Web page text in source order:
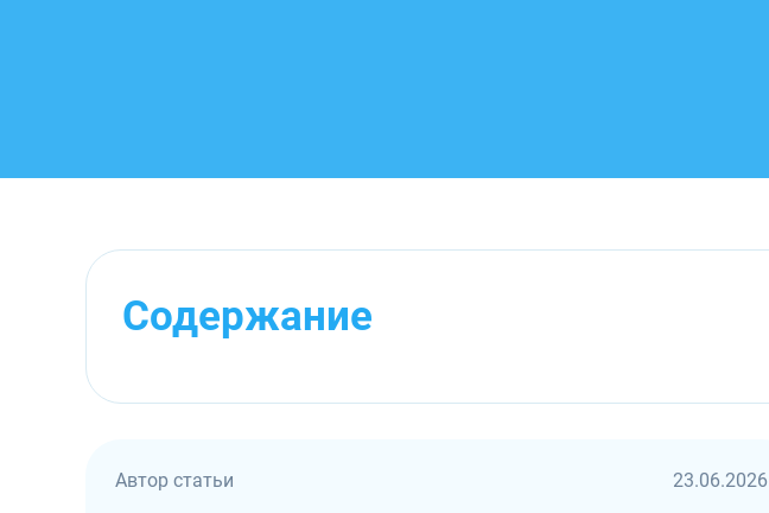
Содержание
Автор статьи 23.06.2026